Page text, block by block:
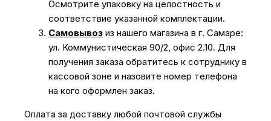
Осмотрите упаковку на целостность и
соответствие указанной комплектации.
Самовывоз из нашего магазина в г. Самаре:
ул. Коммунистическая 90/2, офис 2.10. Для
получения заказа обратитесь к сотруднику в
кассовой зоне и назовите номер телефона
на кого оформлен заказ.
Оплата за доставку любой почтовой службы